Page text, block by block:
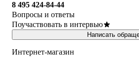
8 495 424-84-44
Вопросы и ответы
Поучаствовать в интервью
Написать
Интернет-магазин